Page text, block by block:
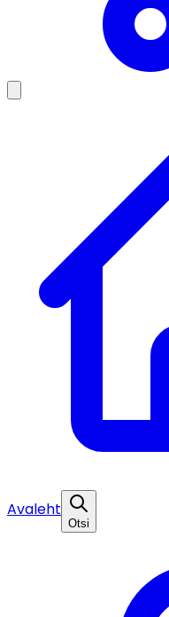
Avaleht
Otsi